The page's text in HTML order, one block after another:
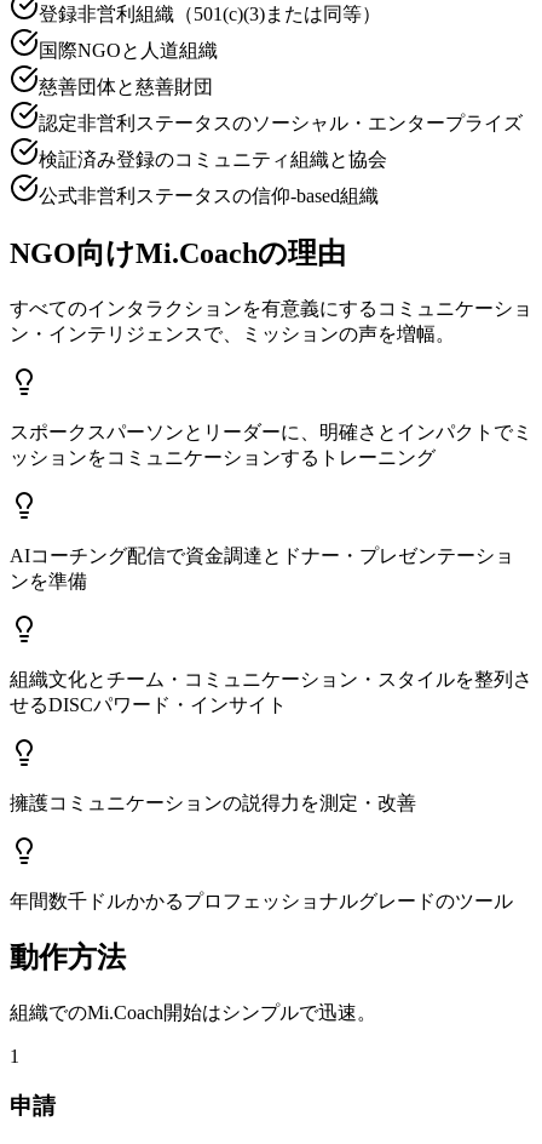
登録非営利組織（501(c)(3)または同等）
国際NGOと人道組織
慈善団体と慈善財団
認定非営利ステータスのソーシャル・エンタープライズ
検証済み登録のコミュニティ組織と協会
公式非営利ステータスの信仰-based組織
NGO向けMi.Coachの理由
すべてのインタラクションを有意義にするコミュニケーショ
ン・インテリジェンスで、ミッションの声を増幅。
スポークスパーソンとリーダーに、明確さとインパクトでミ
ッションをコミュニケーションするトレーニング
AIコーチング配信で資金調達とドナー・プレゼンテーショ
ンを準備
組織文化とチーム・コミュニケーション・スタイルを整列さ
せるDISCパワード・インサイト
擁護コミュニケーションの説得力を測定・改善
年間数千ドルかかるプロフェッショナルグレードのツール
動作方法
組織でのMi.Coach開始はシンプルで迅速。
1
申請